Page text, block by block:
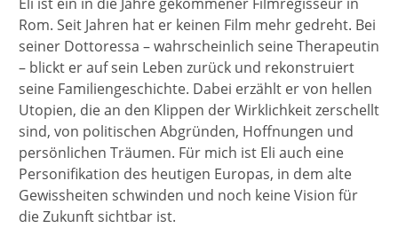
Eli ist ein in die Jahre gekommener Filmregisseur in
Rom. Seit Jahren hat er keinen Film mehr gedreht. Bei
seiner Dottoressa – wahrscheinlich seine Therapeutin
– blickt er auf sein Leben zurück und rekonstruiert
seine Familiengeschichte. Dabei erzählt er von hellen
Utopien, die an den Klippen der Wirklichkeit zerschellt
sind, von politischen Abgründen, Hoffnungen und
persönlichen Träumen. Für mich ist Eli auch eine
Personifikation des heutigen Europas, in dem alte
Gewissheiten schwinden und noch keine Vision für
die Zukunft sichtbar ist.